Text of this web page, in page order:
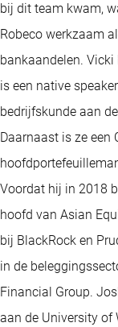
bij dit team kwam,
Robeco werkzaam
bankaandelen.
is een native
bedrijfskunde aan
Daarnaast is ze een
Voordat hij in 2018
hoofd van Asian
bij BlackRock en
in de
Financial Group.
aan de University of